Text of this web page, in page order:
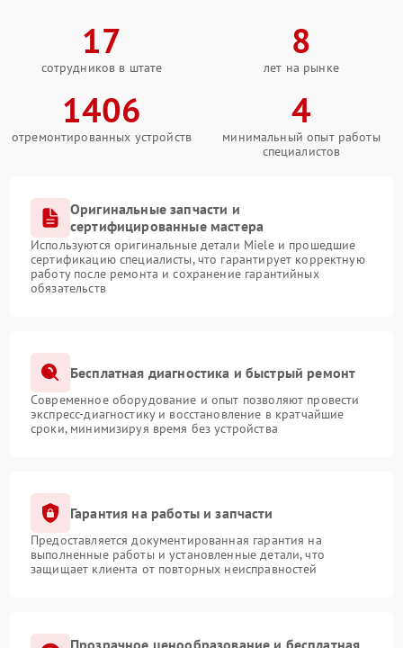
17
сотрудников в штате
8
лет на рынке
1406
отремонтированных устройств
4
минимальный опыт работы
специалистов
Оригинальные запчасти и
сертифицированные мастера
Используются оригинальные детали Miele и прошедшие
сертификацию специалисты, что гарантирует корректную
работу после ремонта и сохранение гарантийных
обязательств
Бесплатная диагностика и быстрый ремонт
Современное оборудование и опыт позволяют провести
экспресс-диагностику и восстановление в кратчайшие
сроки, минимизируя время без устройства
Гарантия на работы и запчасти
Предоставляется документированная гарантия на
выполненные работы и установленные детали, что
защищает клиента от повторных неисправностей
Прозрачное ценообразование и бесплатная